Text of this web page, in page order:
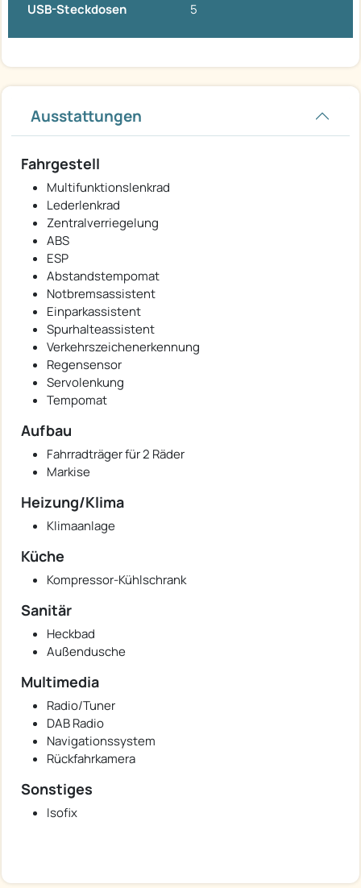
USB-Steckdosen 5
Ausstattungen
Fahrgestell
Multifunktionslenkrad
Lederlenkrad
Zentralverriegelung
ABS
ESP
Abstandstempomat
Notbremsassistent
Einparkassistent
Spurhalteassistent
Verkehrszeichenerkennung
Regensensor
Servolenkung
Tempomat
Aufbau
Fahrradträger für 2 Räder
Markise
Heizung/Klima
Klimaanlage
Küche
Kompressor-Kühlschrank
Sanitär
Heckbad
Außendusche
Multimedia
Radio/Tuner
DAB Radio
Navigationssystem
Rückfahrkamera
Sonstiges
Isofix